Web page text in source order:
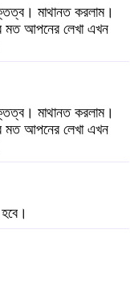
মাথানত করলাম।
মত আপনের লেখা এখন
মাথানত করলাম।
মত আপনের লেখা এখন